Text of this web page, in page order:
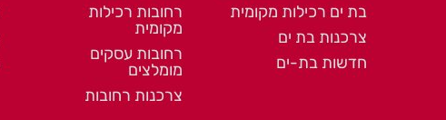
בת ים רכילות מקומית
צרכנות בת ים
חדשות בת-ים
רחובות רכילות
מקומית
רחובות עסקים
מומלצים
צרכנות רחובות